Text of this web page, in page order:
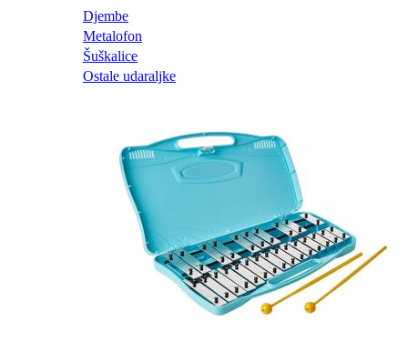
Djembe
Metalofon
Šuškalice
Ostale udaraljke